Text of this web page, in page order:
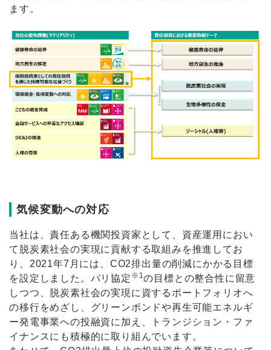
ます。
気候変動への対応
当社は、責任ある機関投資家として、資産運用におい
て脱炭素社会の実現に貢献する取組みを推進してお
り、2021年7月には、CO2排出量の削減にかかる目標
を設定しました。パリ協定 ※1 の目標との整合性に留意
しつつ、脱炭素社会の実現に資するポートフォリオへ
の移行をめざし、グリーンボンドや再生可能エネルギ
ー発電事業への投融資に加え、トランジション・ファ
イナンスにも積極的に取り組んでいます。